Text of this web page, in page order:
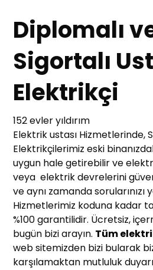
Diplomalı
Sigortalı
Elektrikçi
152 evler yıldırım
Elektrik ustası Hizmetlerinde,
Elektrikçilerimiz eski
uygun hale getirebilir ve
veya elektrik devrelerini
ve aynı zamanda sorularınızı
Hizmetlerimiz koduna kadar
%100 garantilidir. Ücretsiz,
bugün bizi arayın. Tüm
web sitemizden bizi bularak
karşılamaktan mutluluk